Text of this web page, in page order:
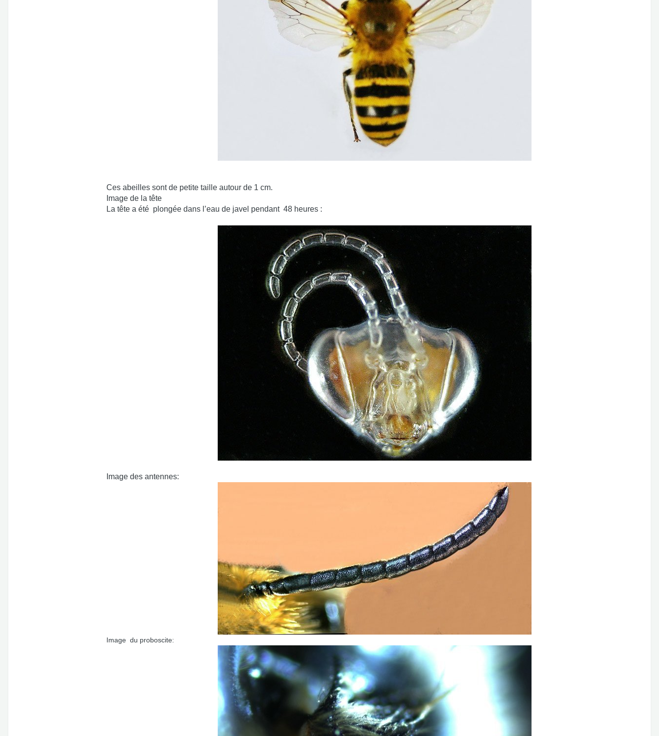
Ces abeilles sont de petite taille autour de 1 cm.
Image de la tête
La tête a été plongée dans l’eau de javel pendant 48 heures :
Image des antennes:
Image du proboscite: